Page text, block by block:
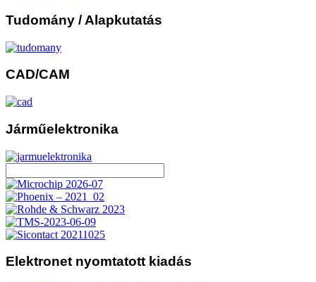
Tudomány / Alapkutatás
CAD/CAM
Járműelektronika
Elektronet nyomtatott kiadás